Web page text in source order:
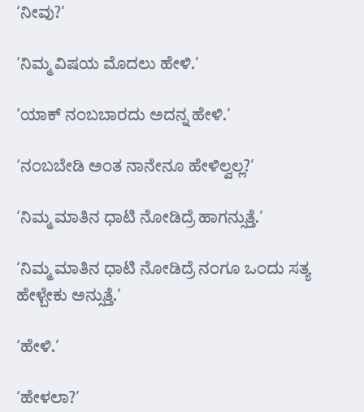
‘ನೀವು?’
‘ನಿಮ್ಮ ವಿಷಯ ಮೊದಲು ಹೇಳಿ.’
‘ಯಾಕ್ ನಂಬಬಾರದು ಅದನ್ನ ಹೇಳಿ.’
‘ನಂಬಬೇಡಿ ಅಂತ ನಾನೇನೂ ಹೇಳಿಲ್ವಲ್ಲ?’
‘ನಿಮ್ಮ ಮಾತಿನ ಧಾಟಿ ನೋಡಿದ್ರೆ ಹಾಗನ್ಸುತ್ತೆ.’
‘ನಿಮ್ಮ ಮಾತಿನ ಧಾಟಿ ನೋಡಿದ್ರೆ ನಂಗೂ ಒಂದು ಸತ್ಯ
ಹೇಳ್ಬೇಕು ಅನ್ಸುತ್ತೆ.’
‘ಹೇಳಿ.’
‘ಹೇಳಲಾ?’